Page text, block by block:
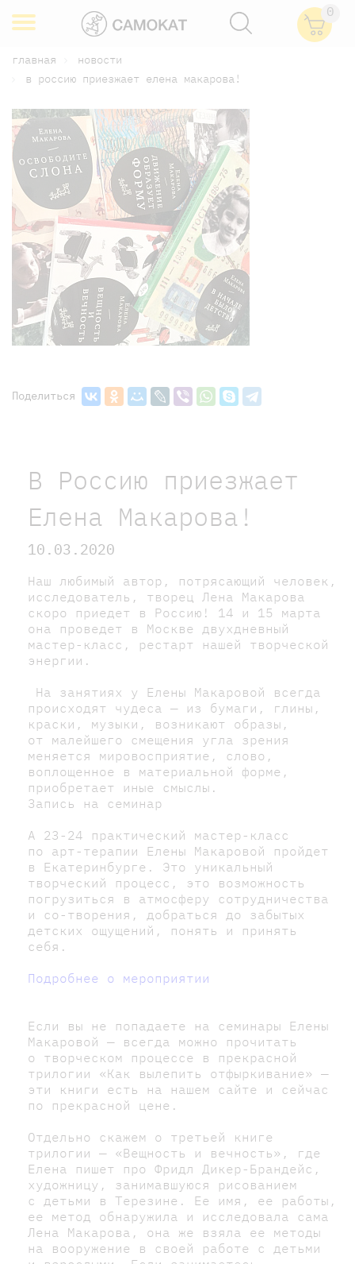
0
главная
новости
в россию приезжает елена макарова!
Поделиться
В Россию приезжает
Елена Макарова!
10.03.2020
Наш любимый автор, потрясающий человек,
исследователь, творец Лена Макарова
скоро приедет в Россию! 14 и 15 марта
она проведет в Москве двухдневный
мастер-класс, рестарт нашей творческой
энергии.
На занятиях у Елены Макаровой всегда
происходят чудеса — из бумаги, глины,
краски, музыки, возникают образы,
от малейшего смещения угла зрения
меняется мировосприятие, слово,
воплощенное в материальной форме,
приобретает иные смыслы.
Запись на семинар
А 23-24 практический мастер-класс
по арт-терапии Елены Макаровой пройдет
в Екатеринбурге. Это уникальный
творческий процесс, это возможность
погрузиться в атмосферу сотрудничества
и со-творения, добраться до забытых
детских ощущений, понять и принять
себя.
Подробнее о мероприятии
Если вы не попадаете на семинары Елены
Макаровой — всегда можно прочитать
о творческом процессе в прекрасной
трилогии «Как вылепить отфыркивание» —
эти книги есть на нашем сайте и сейчас
по прекрасной цене.
Отдельно скажем о третьей книге
трилогии — «Вещность и вечность», где
Елена пишет про Фридл Дикер-Брандейс,
художницу, занимавшуюся рисованием
с детьми в Терезине. Ее имя, ее работы,
ее метод обнаружила и исследовала сама
Лена Макарова, она же взяла ее методы
на вооружение в своей работе с детьми